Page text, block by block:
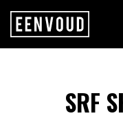
SRF
SRF